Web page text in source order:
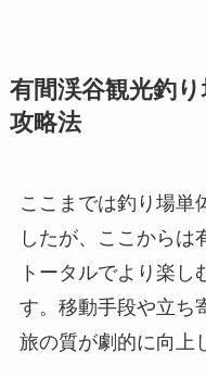
有間渓谷観光釣
攻略法
ここまでは釣り場単
したが、ここからは
トータルでより楽し
す。移動手段や立ち
旅の質が劇的に向上